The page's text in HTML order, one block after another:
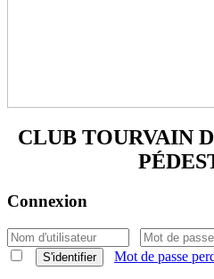
CLUB TOURVAIN
Connexion
S'identifier Mot de passe